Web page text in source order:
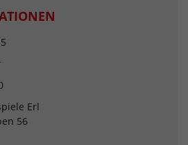
Erl
56